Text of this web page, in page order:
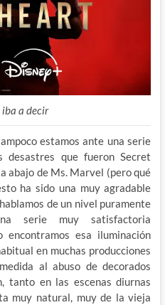
a decir
estamos ante una serie
que fueron Secret
abajo de Ms. Marvel (pero qué
ha sido una muy agradable
de un nivel puramente
serie muy satisfactoria
esa iluminación
en muchas producciones
al abuso de decorados
tanto en las escenas diurnas
muy natural, muy de la vieja